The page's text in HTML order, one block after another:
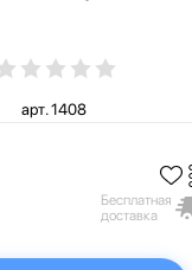
арт. 1408
Бесплатная
доставка